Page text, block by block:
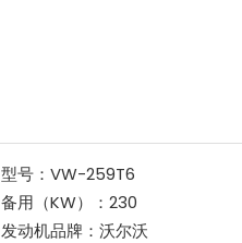
型号： VW-259T6
备用（KW）： 230
发动机品牌： 沃尔沃